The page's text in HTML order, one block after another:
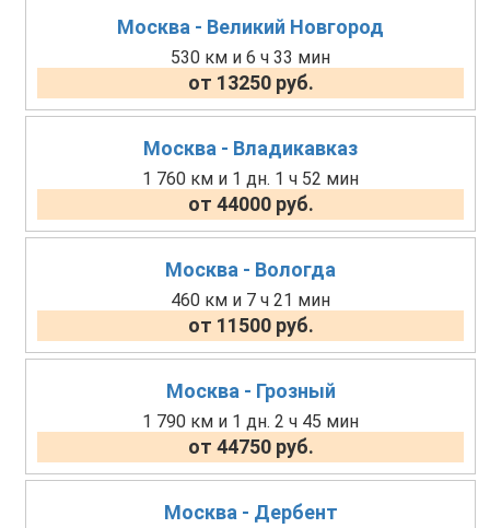
Москва - Великий Новгород
530 км и 6 ч 33 мин
от 13250 руб.
Москва - Владикавказ
1 760 км и 1 дн. 1 ч 52 мин
от 44000 руб.
Москва - Вологда
460 км и 7 ч 21 мин
от 11500 руб.
Москва - Грозный
1 790 км и 1 дн. 2 ч 45 мин
от 44750 руб.
Москва - Дербент